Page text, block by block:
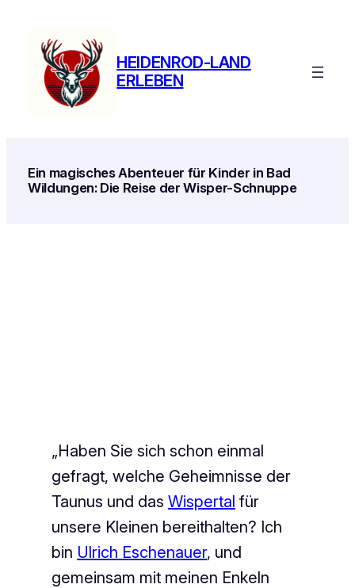
springen
HEIDENROD-LAND
ERLEBEN
Ein magisches Abenteuer für Kinder in Bad
Wildungen: Die Reise der Wisper-Schnuppe
„Haben Sie sich schon einmal
gefragt, welche Geheimnisse der
Taunus und dasWispertal für
unsere Kleinen bereithalten? Ich
bin Ulrich Eschenauer, und
gemeinsam mit meinen Enkeln